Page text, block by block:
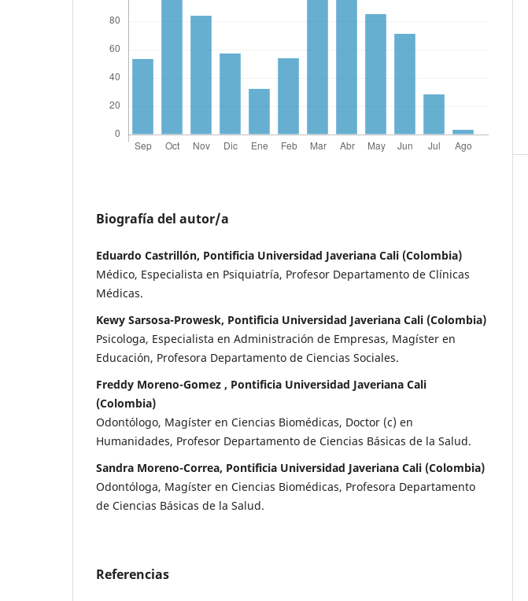
Biografía del autor/a
Eduardo Castrillón, Pontificia Universidad Javeriana Cali (Colombia)
Médico, Especialista en Psiquiatría, Profesor Departamento de Clínicas
Médicas.
Kewy Sarsosa-Prowesk, Pontificia Universidad Javeriana Cali (Colombia)
Psicologa, Especialista en Administración de Empresas, Magíster en
Educación, Profesora Departamento de Ciencias Sociales.
Freddy Moreno-Gomez , Pontificia Universidad Javeriana Cali
(Colombia)
Odontólogo, Magíster en Ciencias Biomédicas, Doctor (c) en
Humanidades, Profesor Departamento de Ciencias Básicas de la Salud.
Sandra Moreno-Correa, Pontificia Universidad Javeriana Cali (Colombia)
Odontóloga, Magíster en Ciencias Biomédicas, Profesora Departamento
de Ciencias Básicas de la Salud.
Referencias